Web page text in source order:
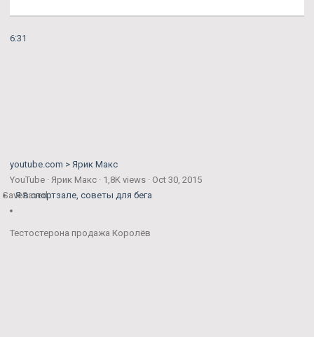
6:31
youtube.com > Ярик Макс
YouTube · Ярик Макс · 1,8K views · Oct 30, 2015
Я в спортзале, советы для бега
SaveSaved
Тестостерона продажа Королёв